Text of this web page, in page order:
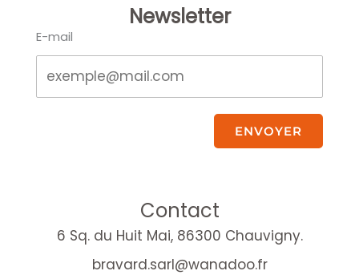
Newsletter
E-mail
ENVOYER
Contact
6 Sq. du Huit Mai, 86300 Chauvigny.
bravard.sarl@wanadoo.fr